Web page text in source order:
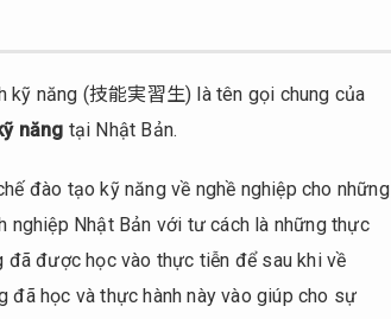
năng (技能実習生) là tên gọi chung của
năng tại Nhật Bản.
đào tạo kỹ năng về nghề nghiệp cho những
Nhật Bản với tư cách là những thực
đã được học vào thực tiễn để sau khi về
đã học và thực hành này vào giúp cho sự